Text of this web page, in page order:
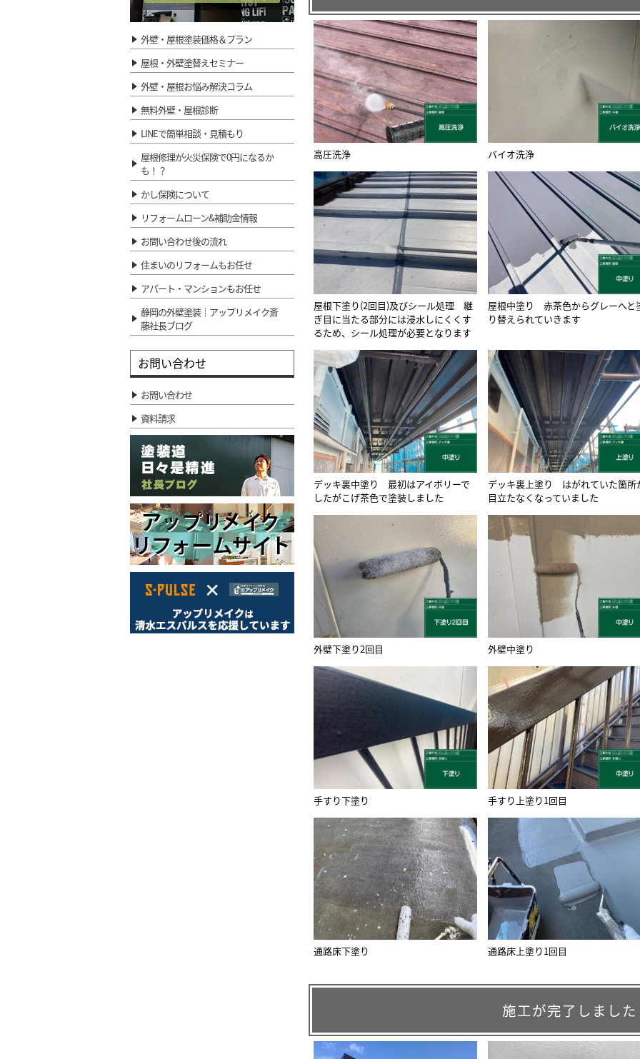
高圧洗浄 バイオ洗浄
屋根下塗り(2回目)及びシール処理 継
ぎ目に当たる部分には浸水しにくくす
るため、シール処理が必要となります
屋根中塗り 赤茶色からグレーへと
り替えられていきます
デッキ裏中塗り 最初はアイボリーで
したがこげ茶色で塗装しました
デッキ裏上塗り はがれていた箇所
目立たなくなっていました
外壁下塗り2回目 外壁中塗り
手すり下塗り 手すり上塗り1回目
通路床下塗り 通路床上塗り1回目
施工が完了しました
外壁・屋根塗装価格＆プラン
屋根・外壁塗替えセミナー
外壁・屋根お悩み解決コラム
無料外壁・屋根診断
LINEで簡単相談・見積もり
屋根修理が火災保険で0円になるか
も！？
かし保険について
リフォームローン&補助金情報
お問い合わせ後の流れ
住まいのリフォームもお任せ
アパート・マンションもお任せ
静岡の外壁塗装｜アップリメイク斎
藤社長ブログ
お問い合わせ
お問い合わせ
資料請求